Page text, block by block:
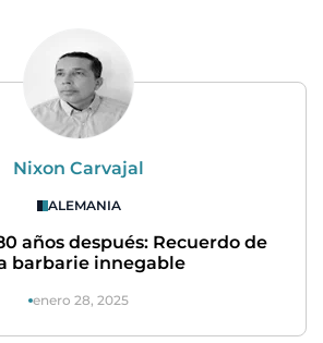
Nixon Carvajal
ALEMANIA
años después: Recuerdo de
barbarie innegable
enero 28, 2025